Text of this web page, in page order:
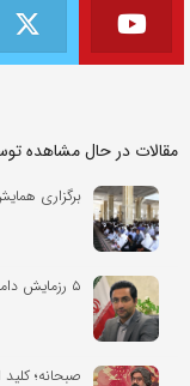
مقالات در حال مشاهده
برگزاری
۵ رزمایش دامپزشکی در روستاهای مازندران برگزار شد
صبحانه؛